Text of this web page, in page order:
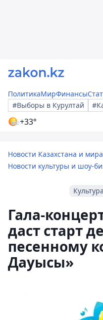
ПолитикаМирФинансы
#Выборы в Курултай
+33°
Новости Казахстана и
Новости культуры и шоу-
Гала-
даст старт
песенному
Дауысы»